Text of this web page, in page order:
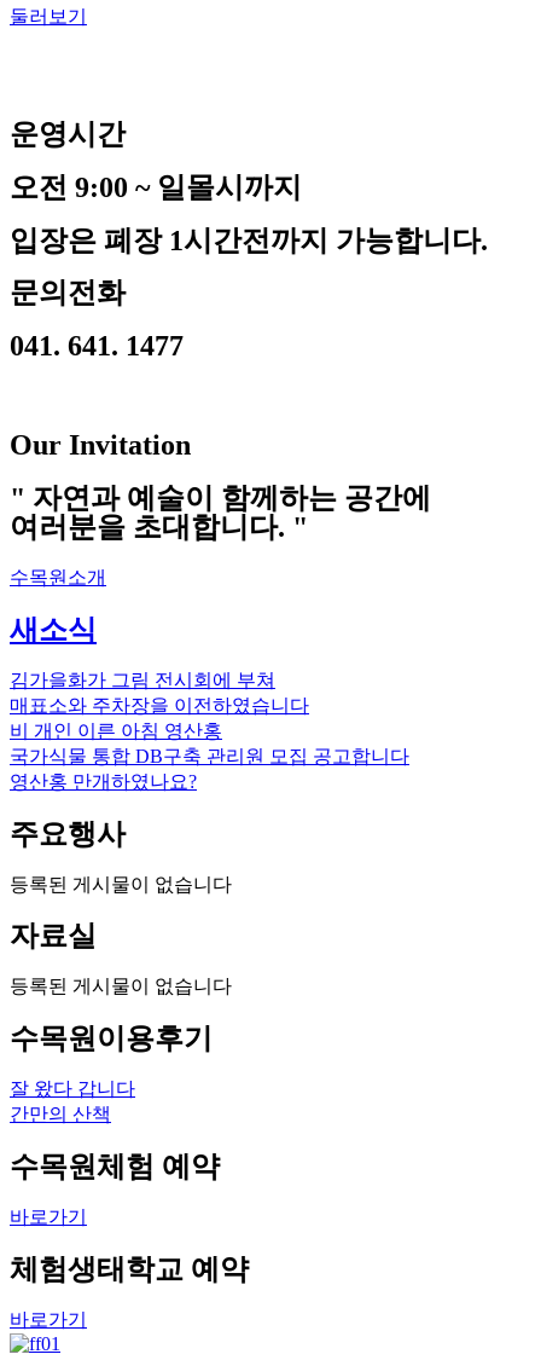
둘러보기
운영시간
오전 9:00 ~ 일몰시까지
입장은 폐장 1시간전까지 가능합니다.
문의전화
041. 641. 1477
Our Invitation
" 자연과 예술이 함께하는 공간에
여러분을 초대합니다. "
수목원소개
새소식
김가을화가 그림 전시회에 부쳐
매표소와 주차장을 이전하였습니다
비 개인 이른 아침 영산홍
국가식물 통합 DB구축 관리원 모집 공고합니다
영산홍 만개하였나요?
주요행사
등록된 게시물이 없습니다
자료실
등록된 게시물이 없습니다
수목원이용후기
잘 왔다 갑니다
간만의 산책
수목원체험 예약
바로가기
체험생태학교 예약
바로가기